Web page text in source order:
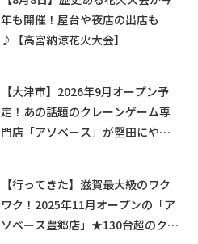
年も開催！屋台や夜店の出店も
♪【高宮納涼花火大会】
【大津市】2026年9月オープン予
定！あの話題のクレーンゲーム専
門店「アソベース」が堅田にやっ
【行ってきた】滋賀最大級のワク
ワク！2025年11月オープンの「ア
ソベース豊郷店」★130台超のクレ